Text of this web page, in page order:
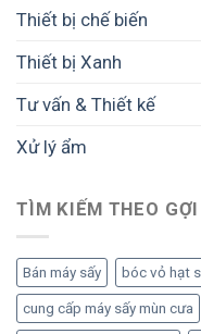
Thiết bị chế biến
Thiết bị Xanh
Tư vấn & Thiết kế
Xử lý ẩm
TÌM KIẾM THEO
Bán máy sấy bóc vỏ hạt
cung cấp máy sấy mùn cưa